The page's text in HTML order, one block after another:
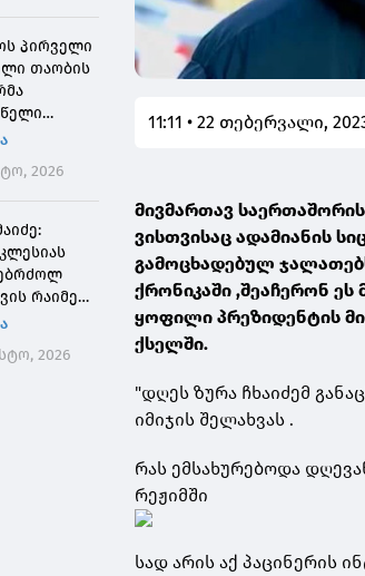
პირველი
თაობის
2026
რაიმე
არ
2026
11:11 • 22 თებერვალი,
მივმართავ
ვისთვისაც ადამიანის
გამოცხადებულ
ქრონიკაში ,შეაჩერონ
ყოფილი პრეზიდენტის
ქსელში.
"დღეს ზურა ჩხაიძემ
იმიჯის შელახვას .
რას ემსახურებოდა
რეჟიმში
სად არის აქ პაცინერის